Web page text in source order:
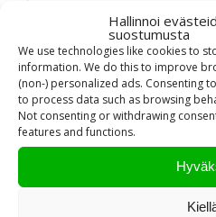
Hallinnoi
suostumusta
We use technologies like cookies to
information. We do this to improve
(non-) personalized ads. Consenting
to process data such as browsing
Not consenting or withdrawing
features and functions.
Pyydä